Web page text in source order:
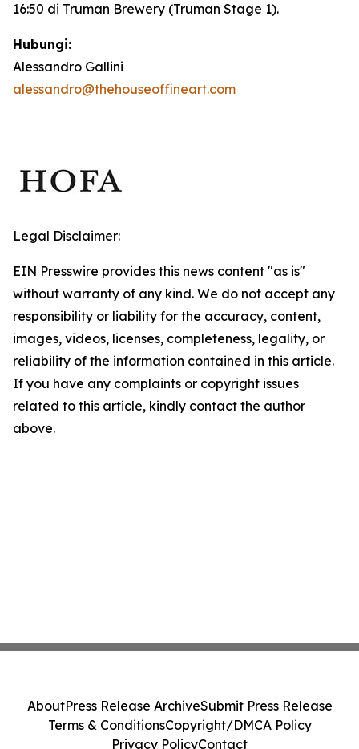
16:50 di Truman Brewery (Truman Stage 1).
Hubungi:
Alessandro Gallini
alessandro@thehouseoffineart.com
Legal Disclaimer:
EIN Presswire provides this news content "as is"
without warranty of any kind. We do not accept any
responsibility or liability for the accuracy, content,
images, videos, licenses, completeness, legality, or
reliability of the information contained in this article.
If you have any complaints or copyright issues
related to this article, kindly contact the author
above.
AboutPress Release ArchiveSubmit Press Release
Terms & ConditionsCopyright/DMCA Policy
Privacy PolicyContact